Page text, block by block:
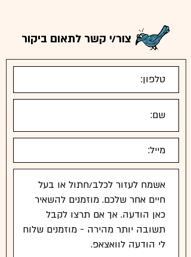
צור/י קשר לתאום ביקור